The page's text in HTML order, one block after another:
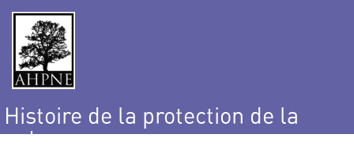
Histoire de la protection de la
nature